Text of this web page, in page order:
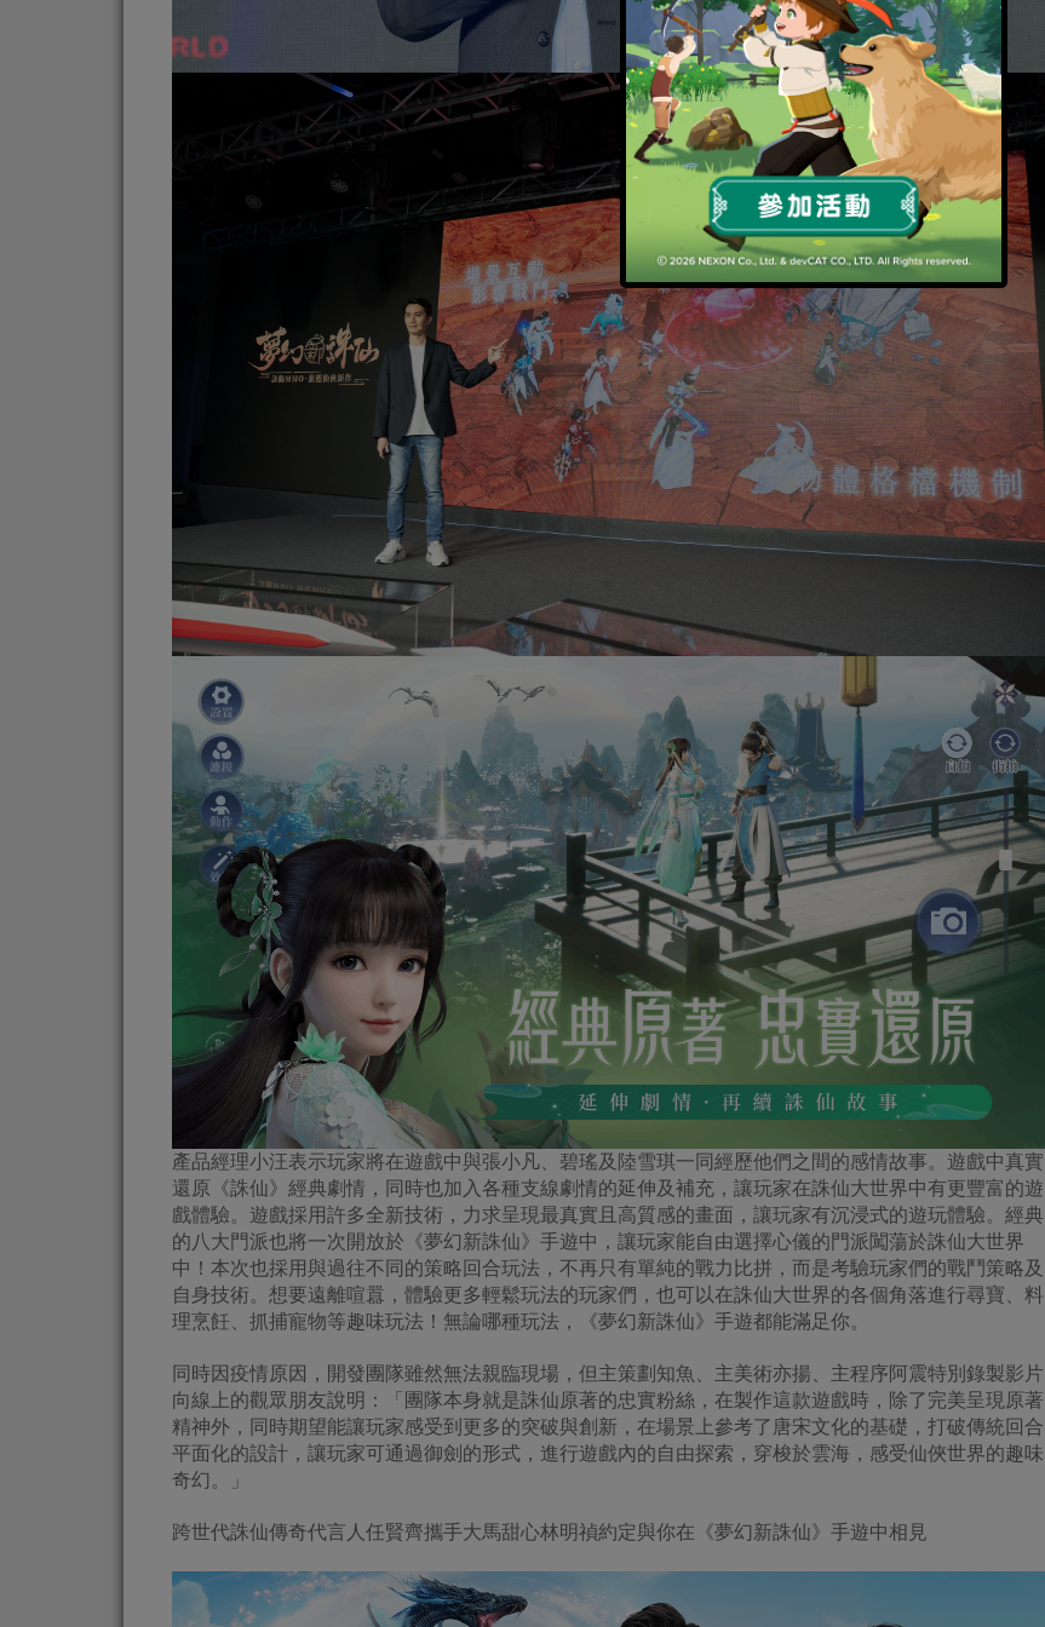
產品經理小汪表示玩家將在遊戲中與張小凡、碧瑤及陸雪琪一同經歷他們之間的感情故事。遊戲中真實
還原《誅仙》經典劇情，同時也加入各種支線劇情的延伸及補充，讓玩家在誅仙大世界中有更豐富的遊
戲體驗。遊戲採用許多全新技術，力求呈現最真實且高質感的畫面，讓玩家有沉浸式的遊玩體驗。經典
的八大門派也將一次開放於《夢幻新誅仙》手遊中，讓玩家能自由選擇心儀的門派闖蕩於誅仙大世界
中！本次也採用與過往不同的策略回合玩法，不再只有單純的戰力比拼，而是考驗玩家們的戰鬥策略及
自身技術。想要遠離喧囂，體驗更多輕鬆玩法的玩家們，也可以在誅仙大世界的各個角落進行尋寶、料
理烹飪、抓捕寵物等趣味玩法！無論哪種玩法，《夢幻新誅仙》手遊都能滿足你。
同時因疫情原因，開發團隊雖然無法親臨現場，但主策劃知魚、主美術亦揚、主程序阿震特別錄製影片
向線上的觀眾朋友說明：「團隊本身就是誅仙原著的忠實粉絲，在製作這款遊戲時，除了完美呈現原著
精神外，同時期望能讓玩家感受到更多的突破與創新，在場景上參考了唐宋文化的基礎，打破傳統回合
平面化的設計，讓玩家可通過御劍的形式，進行遊戲內的自由探索，穿梭於雲海，感受仙俠世界的趣味
奇幻。」
跨世代誅仙傳奇代言人任賢齊攜手大馬甜心林明禎約定與你在《夢幻新誅仙》手遊中相見